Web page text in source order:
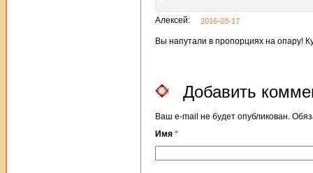
Алексей: 2016-03-17
Вы напутали в пропорциях на опару!
Добавить
Ваш e-mail не будет опубликован.
Имя *